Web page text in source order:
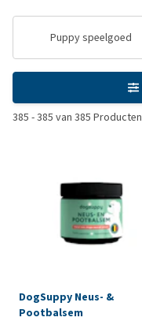
Puppy speelgoed
385 -385 van 385 Producten
DogSuppy Neus- &
Pootbalsem